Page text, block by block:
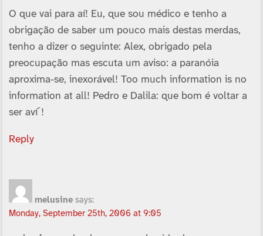
O que vai para aí­! Eu, que sou médico e tenho a
obrigação de saber um pouco mais destas merdas,
tenho a dizer o seguinte: Alex, obrigado pela
preocupação mas escuta um aviso: a paranóia
aproxima-se, inexorável! Too much information is no
information at all! Pedro e Dalila: que bom é voltar a
ser aví´!
Reply
melusine says:
Monday, September 25th, 2006 at 9:05